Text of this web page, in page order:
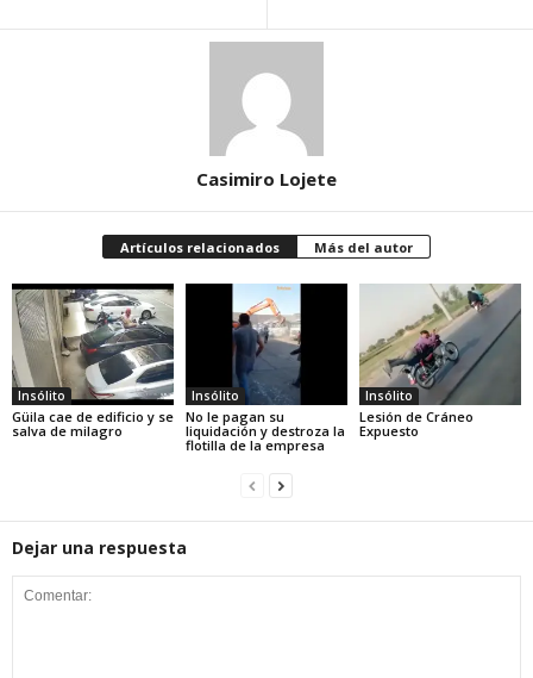
Casimiro Lojete
Artículos relacionados Más del autor
Insólito
Güila cae de edificio y se
salva de milagro
Insólito
No le pagan su
liquidación y destroza la
flotilla de la empresa
Insólito
Lesión de Cráneo
Expuesto
Dejar una respuesta